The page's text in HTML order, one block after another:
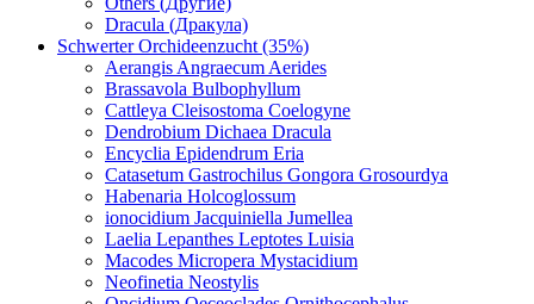
Dracula (Дракула)
Schwerter Orchideenzucht (35%)
Aerangis Angraecum Aerides
Brassavola Bulbophyllum
Cattleya Cleisostoma Coelogyne
Dendrobium Dichaea Dracula
Encyclia Epidendrum Eria
Catasetum Gastrochilus Gongora Grosourdya
Habenaria Holcoglossum
ionocidium Jacquiniella Jumellea
Laelia Lepanthes Leptotes Luisia
Macodes Micropera Mystacidium
Neofinetia Neostylis